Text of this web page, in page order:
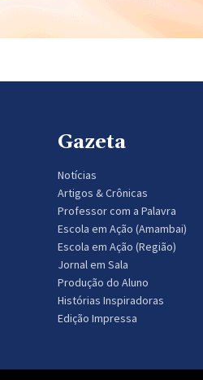
Gazeta
Notícias
Artigos & Crônicas
Professor com a Palavra
Escola em Ação (Amambai)
Escola em Ação (Região)
Jornal em Sala
Produção do Aluno
Histórias Inspiradoras
Edição Impressa